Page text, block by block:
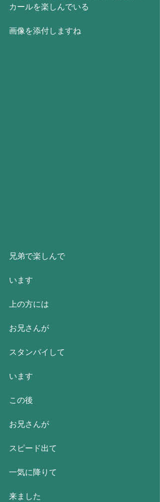
カールを楽しんでいる
画像を添付しますね
兄弟で楽しんで
います
上の方には
お兄さんが
スタンバイして
います
この後
お兄さんが
スピード出て
一気に降りて
来ました